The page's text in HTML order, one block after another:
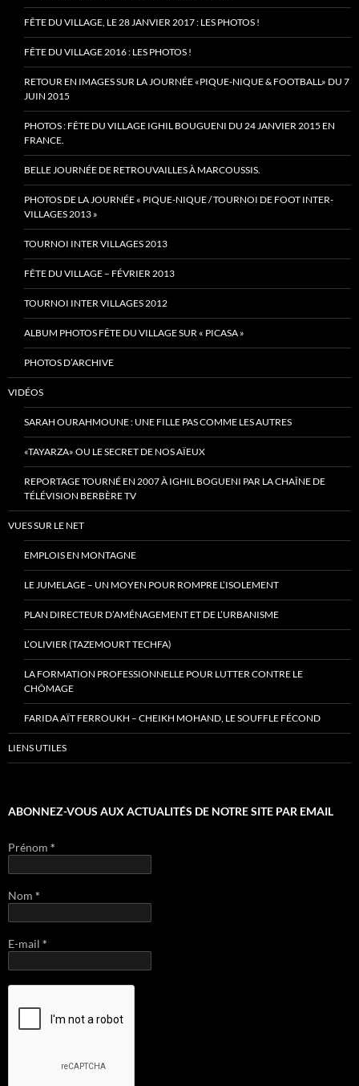
FÊTE DU VILLAGE, LE 28 JANVIER 2017 : LES PHOTOS !
FÊTE DU VILLAGE 2016 : LES PHOTOS !
RETOUR EN IMAGES SUR LA JOURNÉE «PIQUE-NIQUE & FOOTBALL» DU 7
JUIN 2015
PHOTOS : FÊTE DU VILLAGE IGHIL BOUGUENI DU 24 JANVIER 2015 EN
FRANCE.
BELLE JOURNÉE DE RETROUVAILLES À MARCOUSSIS.
PHOTOS DE LA JOURNÉE « PIQUE-NIQUE / TOURNOI DE FOOT INTER-
VILLAGES 2013 »
TOURNOI INTER VILLAGES 2013
FÊTE DU VILLAGE – FÉVRIER 2013
TOURNOI INTER VILLAGES 2012
ALBUM PHOTOS FÊTE DU VILLAGE SUR « PICASA »
PHOTOS D’ARCHIVE
VIDÉOS
SARAH OURAHMOUNE : UNE FILLE PAS COMME LES AUTRES
«TAYARZA» OU LE SECRET DE NOS AÏEUX
REPORTAGE TOURNÉ EN 2007 À IGHIL BOGUENI PAR LA CHAÎNE DE
TÉLÉVISION BERBÈRE TV
VUES SUR LE NET
EMPLOIS EN MONTAGNE
LE JUMELAGE – UN MOYEN POUR ROMPRE L’ISOLEMENT
PLAN DIRECTEUR D’AMÉNAGEMENT ET DE L’URBANISME
L’OLIVIER (TAZEMOURT TECHFA)
LA FORMATION PROFESSIONNELLE POUR LUTTER CONTRE LE
CHÔMAGE
FARIDA AÏT FERROUKH – CHEIKH MOHAND, LE SOUFFLE FÉCOND
LIENS UTILES
ABONNEZ-VOUS AUX ACTUALITÉS DE NOTRE SITE PAR EMAIL
Prénom *
Nom *
E-mail *